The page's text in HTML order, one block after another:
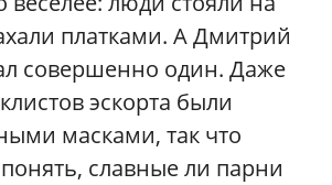
платками. А Дмитрий
совершенно один. Даже
эскорта были
масками, так что
славные ли парни